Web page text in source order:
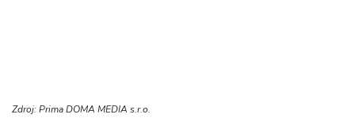
Zdroj: Prima DOMA MEDIA s.r.o.